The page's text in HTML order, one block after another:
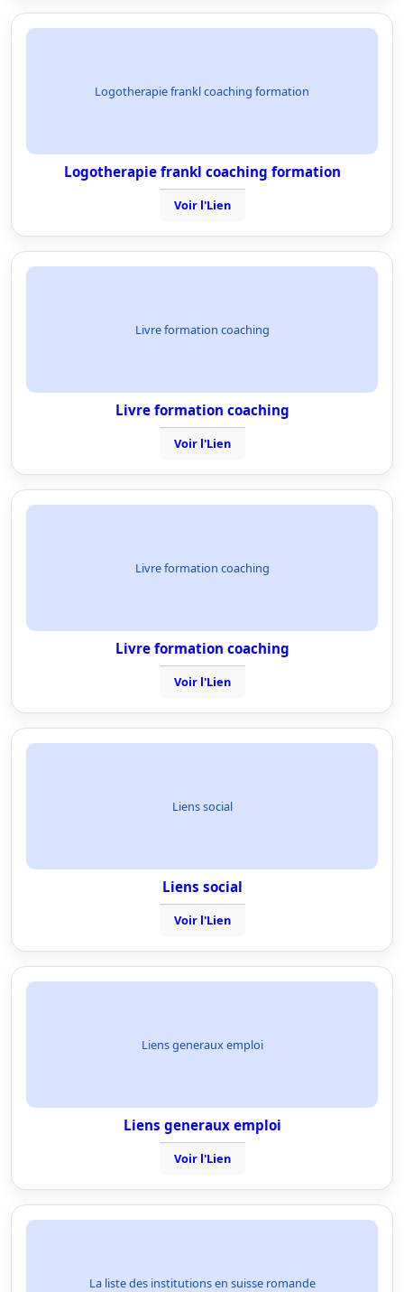
Logotherapie frankl coaching formation
Logotherapie frankl coaching formation
Voir l'Lien
Livre formation coaching
Livre formation coaching
Voir l'Lien
Livre formation coaching
Livre formation coaching
Voir l'Lien
Liens social
Liens social
Voir l'Lien
Liens generaux emploi
Liens generaux emploi
Voir l'Lien
La liste des institutions en suisse romande